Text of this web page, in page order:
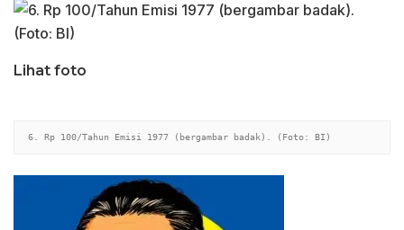
Lihat foto
6. Rp 100/Tahun Emisi 1977 (bergambar badak). (Foto: BI)